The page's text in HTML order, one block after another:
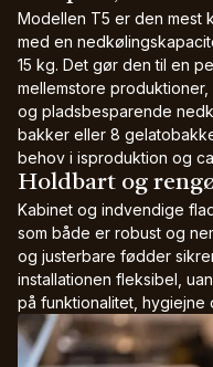
Modellen T5 er den mest
med en
15 kg. Det gør den til en
mellemstore
og pladsbesparende
bakker eller 8
behov i isproduktion og
Holdbart og
Kabinet og indvendige
som både er robust og
og justerbare fødder
installationen fleksibel,
på funktionalitet, hygiejne